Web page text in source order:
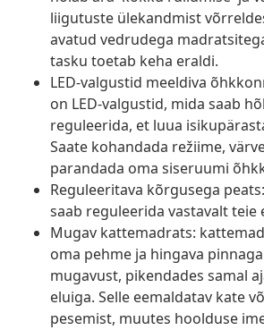
liigutuste ülekandmist
avatud vedrudega
tasku toetab keha eraldi.
LED-valgustid meeldiva
on LED-valgustid, mida saab
reguleerida, et luua
Saate kohandada režiime,
parandada oma siseruumi
Reguleeritava kõrgusega
saab reguleerida vastavalt teie
Mugav kattemadrats:
oma pehme ja hingava
mugavust, pikendades samal
eluiga. Selle eemaldatav kate
pesemist, muutes hoolduse